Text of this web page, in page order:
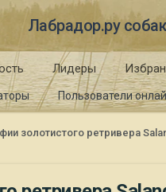
Лабрадор.ру
Пользователи
Лидеры
золотистого ретривера